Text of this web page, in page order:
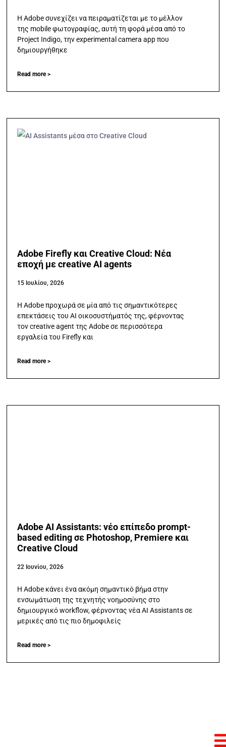
Η Adobe συνεχίζει να πειραματίζεται με το μέλλον
της mobile φωτογραφίας, αυτή τη φορά μέσα από το
Project Indigo, την experimental camera app που
δημιουργήθηκε
Read more >
Adobe Firefly και Creative Cloud: Νέα
εποχή με creative AI agents
15 Ιουλίου, 2026
Η Adobe προχωρά σε μία από τις σημαντικότερες
επεκτάσεις του AI οικοσυστήματός της, φέρνοντας
τον creative agent της Adobe σε περισσότερα
εργαλεία του Firefly και
Read more >
Adobe AI Assistants: νέο επίπεδο prompt-
based editing σε Photoshop, Premiere και
Creative Cloud
22 Ιουνίου, 2026
Η Adobe κάνει ένα ακόμη σημαντικό βήμα στην
ενσωμάτωση της τεχνητής νοημοσύνης στο
δημιουργικό workflow, φέρνοντας νέα AI Assistants σε
μερικές από τις πιο δημοφιλείς
Read more >